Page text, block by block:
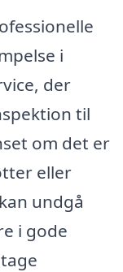
i
der
til
om det er
eller
undgå
i gode